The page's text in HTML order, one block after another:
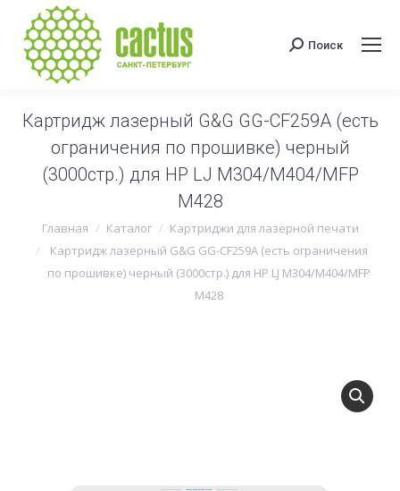
Поиск:
Поиск
Картридж лазерный G&G GG-CF259A (есть
ограничения по прошивке) черный
(3000стр.) для HP LJ M304/M404/MFP
M428
Вы здесь:
Главная Каталог
Картриджи для лазерной печати
Картридж лазерный G&G GG-CF259A (есть ограничения
по прошивке) черный (3000стр.) для HP LJ M304/M404/MFP
M428